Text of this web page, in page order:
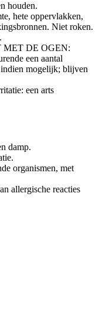
houden.
hete oppervlakken,
Niet roken.
MET DE OGEN:
een aantal
mogelijk; blijven
een arts
damp.
organismen, met
allergische reacties